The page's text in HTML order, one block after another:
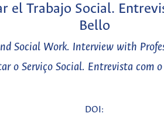
el Trabajo Social.
Bello
Social Work. Interview with
o Serviço Social. Entrevista com
DOI: